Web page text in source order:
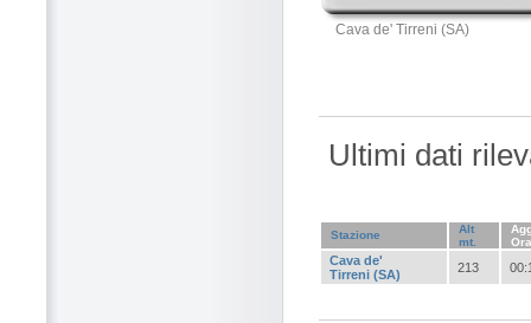
Cava de' Tirreni (SA)
Ultimi dati
Stazione
Alt
mt.
Ora
Cava de'
Tirreni (SA)
213